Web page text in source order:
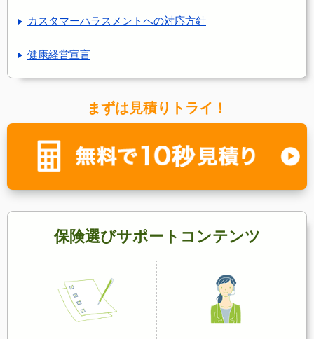
カスタマーハラスメントへの対応方針
健康経営宣言
まずは見積りトライ！
保険選びサポートコンテンツ